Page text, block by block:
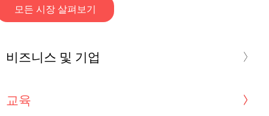
모든 시장 살펴보기
비즈니스 및 기업
교육